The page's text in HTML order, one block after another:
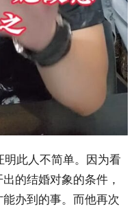
此人不简单。因为看
的结婚对象的条件，
办到的事。而他再次